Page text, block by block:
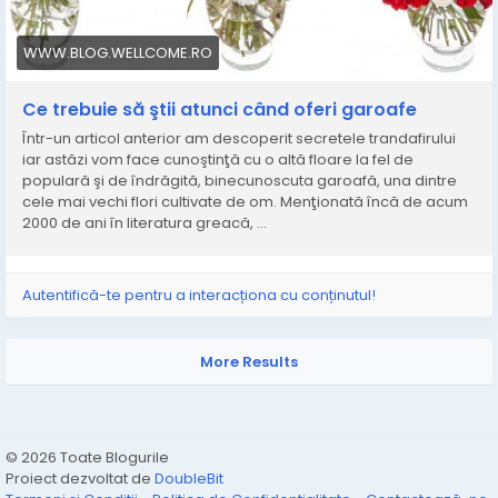
WWW.BLOG.WELLCOME.RO
Ce trebuie să ştii atunci când oferi garoafe
Într-un articol anterior am descoperit secretele trandafirului
iar astăzi vom face cunoştinţă cu o altă floare la fel de
populară şi de îndrăgită, binecunoscuta garoafă, una dintre
cele mai vechi flori cultivate de om. Menţionată încă de acum
2000 de ani în literatura greacă, ...
Autentifică-te pentru a interacționa cu conținutul!
More Results
© 2026 Toate Blogurile
Proiect dezvoltat de DoubleBit